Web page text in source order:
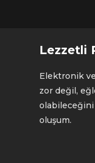
Lezzetli
Elektronik ve
zor değil,
olabileceğini
oluşum.